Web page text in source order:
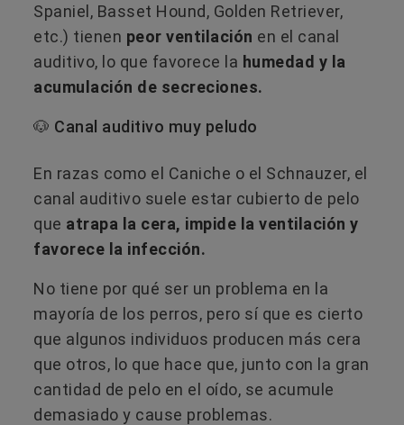
Spaniel, Basset Hound, Golden Retriever,
etc.) tienen peor ventilación en el canal
auditivo, lo que favorece la humedad y la
acumulación de secreciones.
🐶 Canal auditivo muy peludo
En razas como el Caniche o el Schnauzer, el
canal auditivo suele estar cubierto de pelo
que atrapa la cera, impide la ventilación y
favorece la infección.
No tiene por qué ser un problema en la
mayoría de los perros, pero sí que es cierto
que algunos individuos producen más cera
que otros, lo que hace que, junto con la gran
cantidad de pelo en el oído, se acumule
demasiado y cause problemas.